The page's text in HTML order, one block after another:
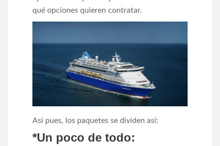
qué opciones quieren contratar.
Así pues, los paquetes se dividen así:
*Un poco de todo: